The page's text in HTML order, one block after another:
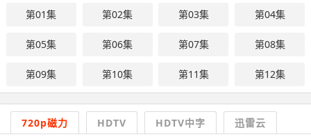
第01集 第02集 第03集 第04集
第05集 第06集 第07集 第08集
第09集 第10集 第11集 第12集
720p磁力 HDTV HDTV中字 迅雷云